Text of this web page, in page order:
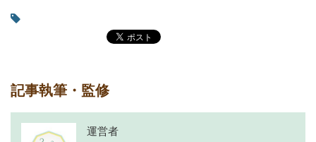
記事執筆・監修
運営者